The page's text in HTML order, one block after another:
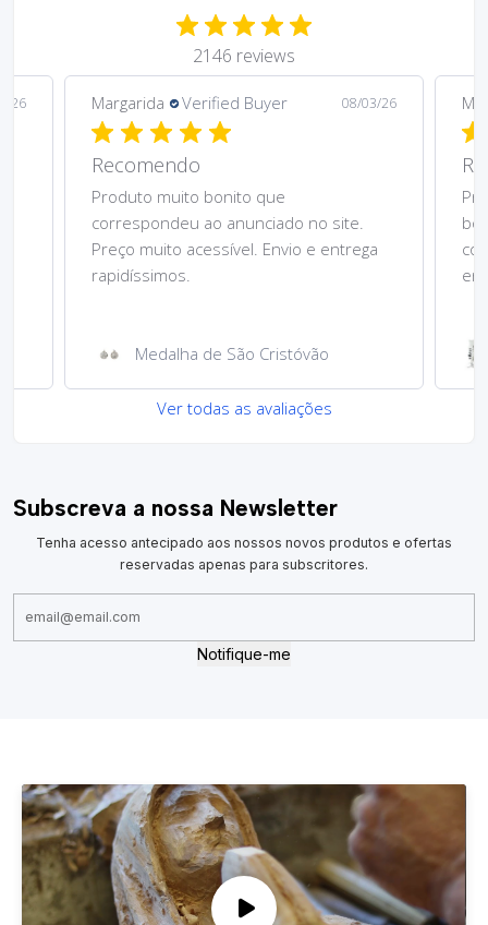
2146 reviews
26 Margarida Verified Buyer 08/03/26
Recomendo
Produto muito bonito que
correspondeu ao anunciado no site.
Preço muito acessível. Envio e entrega
rapidíssimos.
Medalha de São Cristóvão
Ver todas as avaliações
Subscreva a nossa Newsletter
Tenha acesso antecipado aos nossos novos produtos e ofertas
reservadas apenas para subscritores.
Notifique-me